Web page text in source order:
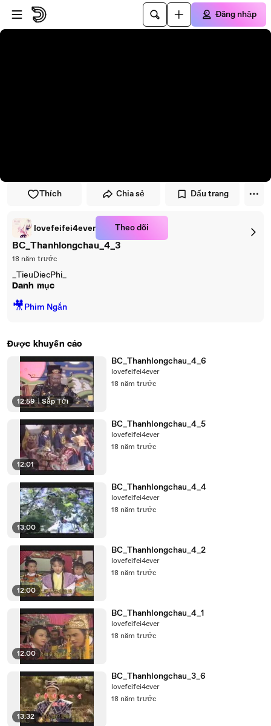
Đi đến trình phát
Đi đến nội dung chính
Đăng nhập
Thích Chia sẻ Dấu trang
lovefeifei4ever Theo dõi
BC_Thanhlongchau_4_3
18 năm trước
_TieuDiecPhi_
Danh mục
🎥Phim Ngắn
Được khuyến cáo
12:59 | Sắp Tới
BC_Thanhlongchau_4_6
lovefeifei4ever
18 năm trước
12:01
BC_Thanhlongchau_4_5
lovefeifei4ever
18 năm trước
13:00
BC_Thanhlongchau_4_4
lovefeifei4ever
18 năm trước
12:00
BC_Thanhlongchau_4_2
lovefeifei4ever
18 năm trước
12:00
BC_Thanhlongchau_4_1
lovefeifei4ever
18 năm trước
13:32
BC_Thanhlongchau_3_6
lovefeifei4ever
18 năm trước